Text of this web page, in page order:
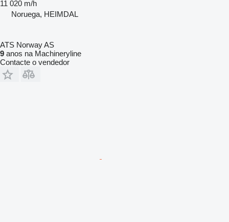
11 020 m/h
Noruega, HEIMDAL
ATS Norway AS
9 anos na Machineryline
Contacte o vendedor